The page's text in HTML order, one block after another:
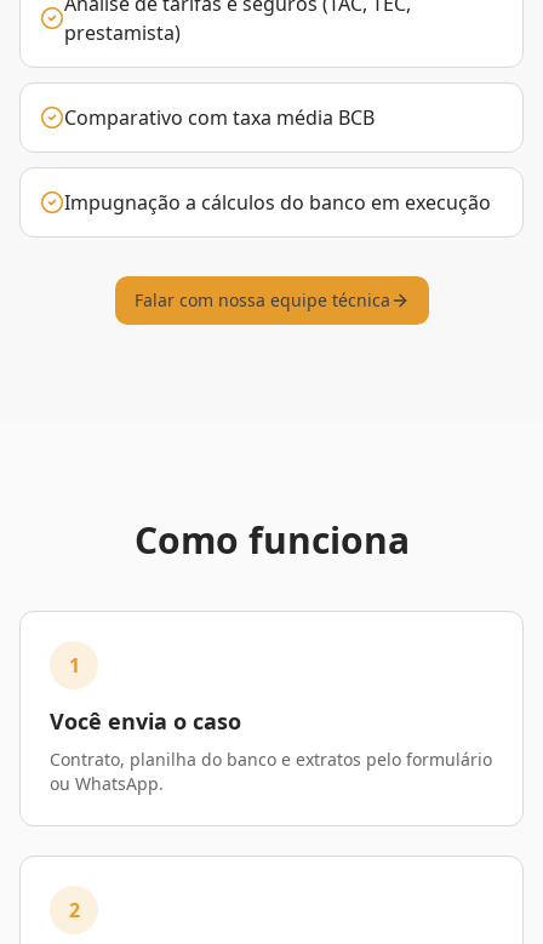
prestamista)
Comparativo com taxa média BCB
Impugnação a cálculos do banco em execução
Falar com nossa equipe técnica
Como funciona
1
Você envia o caso
Contrato, planilha do banco e extratos pelo formulário
ou WhatsApp.
2